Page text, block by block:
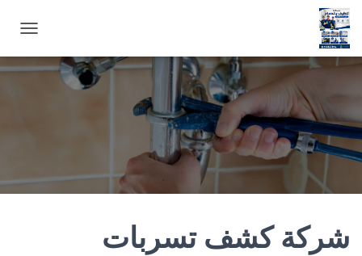
ب
د
ق
ل
شركة كشف تسربات